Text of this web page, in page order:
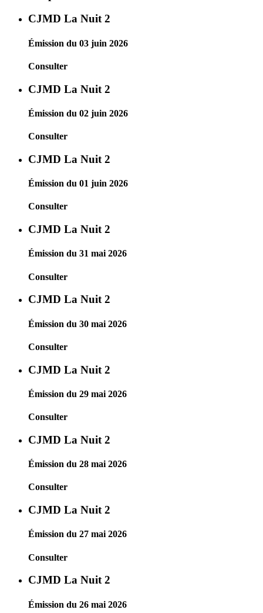
CJMD La Nuit 2
Émission du 03 juin 2026
Consulter
CJMD La Nuit 2
Émission du 02 juin 2026
Consulter
CJMD La Nuit 2
Émission du 01 juin 2026
Consulter
CJMD La Nuit 2
Émission du 31 mai 2026
Consulter
CJMD La Nuit 2
Émission du 30 mai 2026
Consulter
CJMD La Nuit 2
Émission du 29 mai 2026
Consulter
CJMD La Nuit 2
Émission du 28 mai 2026
Consulter
CJMD La Nuit 2
Émission du 27 mai 2026
Consulter
CJMD La Nuit 2
Émission du 26 mai 2026